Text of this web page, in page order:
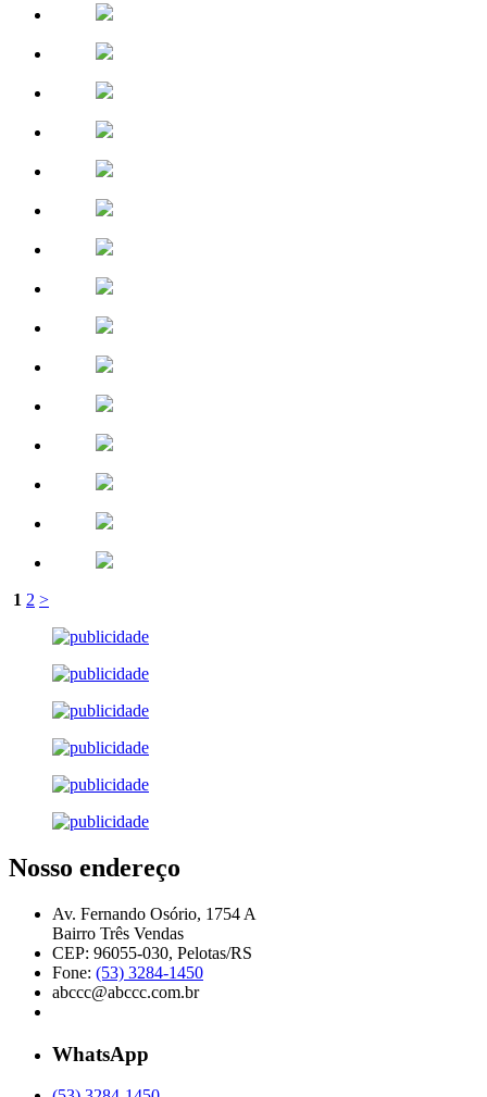
1 2 >
Nosso endereço
Av. Fernando Osório, 1754 A
Bairro Três Vendas
CEP: 96055-030, Pelotas/RS
Fone: (53) 3284-1450
abccc@abccc.com.br
WhatsApp